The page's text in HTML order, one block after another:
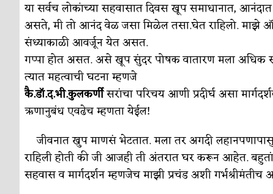
डेंग्यू: ताप उतरला म्हणजे धोका टळला असे नाही!
४ जुलै – इतिहासात घडलेल्या महत्त्वाच्या घटना
सुवर्ण – झळाळी
‘अर्थ’पूर्ण हास्य अर्थ-वाणिज्य
अष्टपैलू : खंडू रांगणेकर
अपूर्ण कथा कथा
बुडीच खटलं – संयुक्त कुटुंब का गरजेचं? विशेष लेख
या सर्वच लोकांच्या सहवासात दिवस खूप समाधानात,
असते, मी तो आनंद वेळ जसा मिळेल तसा.घेत राहिलो. माझे
संध्याकाळी आवर्जून येत असत.
गप्पा होत असत. असे खूप सुंदर पोषक वातारण मला अधिक
त्यात महत्वाची घटना म्हणजे
कै.डॉ.द.भी.कुलकर्णीसरांचा परिचय आणी प्रदीर्घ असा
ऋणानुबंध एवढेच म्हणता येईल!
जीवनात खुप माणसं भेटतात. मला तर अगदी
राहिली होती की जी आजही ती अंतरात घर करून आहेत.
सहवास व मार्गदर्शन म्हणजेच माझी प्रचंड अशी गर्भश्रीमंतीच